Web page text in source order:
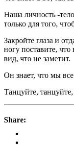
Наша личность -
только для того,
Закройте глаза и
ногу поставите, что
вид, что не заметит. ⠀
Он знает, что мы
Танцуйте,
Share: